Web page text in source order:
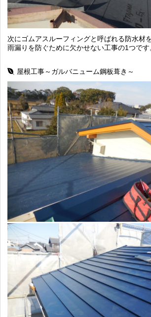
次にゴムアスルーフィングと呼ばれる防水材
雨漏りを防ぐために欠かせない工事の1つです
屋根工事～ガルバニューム鋼板葺き～